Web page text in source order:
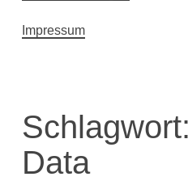
Impressum
Schlagwort:
Data